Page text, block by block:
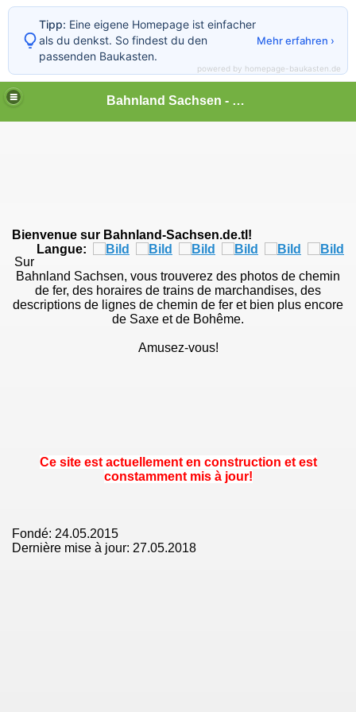
Bahnland Sachsen - Français
Bienvenue sur Bahnland-Sachsen.de.tl!
Langue:
Sur
Bahnland Sachsen, vous trouverez des photos de chemin
de fer, des horaires de trains de marchandises, des
descriptions de lignes de chemin de fer et bien plus encore
de Saxe et de Bohême.
Amusez-vous!
Ce site est actuellement en construction et est
constamment mis à jour!
Fondé: 24.05.2015
Dernière mise à jour: 27.05.2018
Tipp: Eine eigene Homepage ist einfacher
als du denkst. So findest du den
passenden Baukasten.
Mehr erfahren ›
powered by homepage-baukasten.de